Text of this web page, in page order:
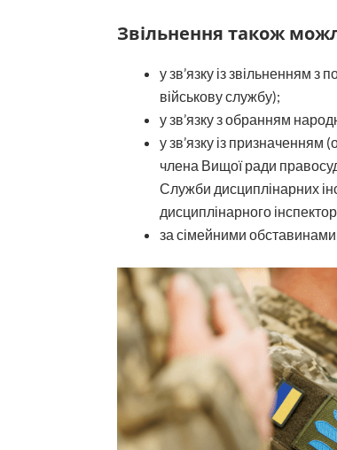
Звільнення також
у зв’язку із звільненням
військову службу);
у зв’язку з обранням
у зв’язку із призначенням
члена Вищої ради
Служби дисциплінарних
дисциплінарного
за сімейними обставинами